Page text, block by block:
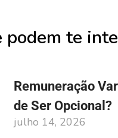
te
Remuneração
de Ser Opcional?
julho 14, 2026